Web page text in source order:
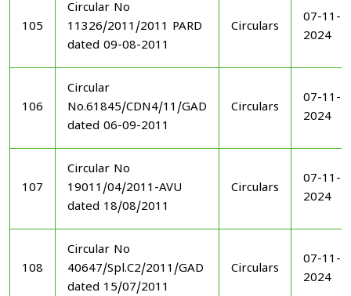
105
Circular No
11326/2011/2011 PARD
dated 09-08-2011
Circulars
07-11-
2024
106
Circular
No.61845/CDN4/11/GAD
dated 06-09-2011
Circulars
07-11-
2024
107
Circular No
19011/04/2011-AVU
dated 18/08/2011
Circulars
07-11-
2024
108
Circular No
40647/Spl.C2/2011/GAD
dated 15/07/2011
Circulars
07-11-
2024